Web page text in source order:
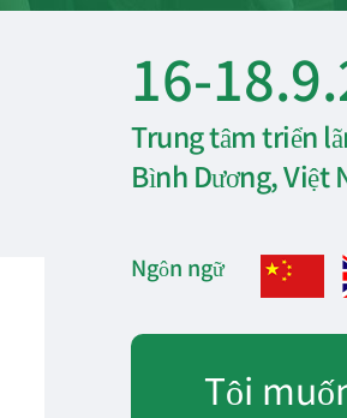
16-
Trung tâm triển
Bình Dương, Việt
Ngôn ngữ
Tôi